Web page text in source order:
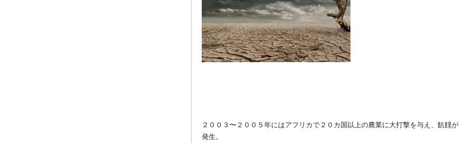
２００３〜２００５年にはアフリカで２０カ国以上の農業に大打撃を与え、飢饉が
発生。